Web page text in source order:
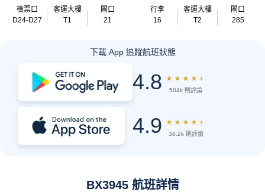
檢票口
D24-D27
客運大樓
T1
閘口
21
行李
16
客運大樓
T2
閘口
285
下載 App 追蹤航班狀態
4.8 ★ ★ ★ ★ ★
504k 則評論
4.9 ★ ★ ★ ★ ★
36.2k 則評論
BX3945 航班詳情